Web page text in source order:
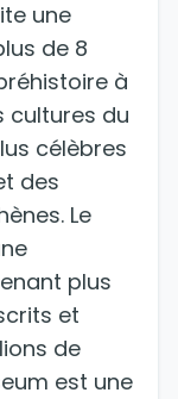
une
de 8
à
cultures du
célèbres
des
Le
plus
et
de
est une